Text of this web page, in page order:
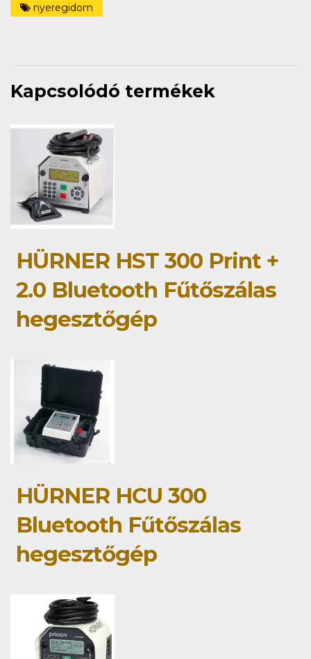
nyeregidom
Kapcsolódó termékek
HÜRNER HST 300 Print +
2.0 Bluetooth Fűtőszálas
hegesztőgép
HÜRNER HCU 300
Bluetooth Fűtőszálas
hegesztőgép